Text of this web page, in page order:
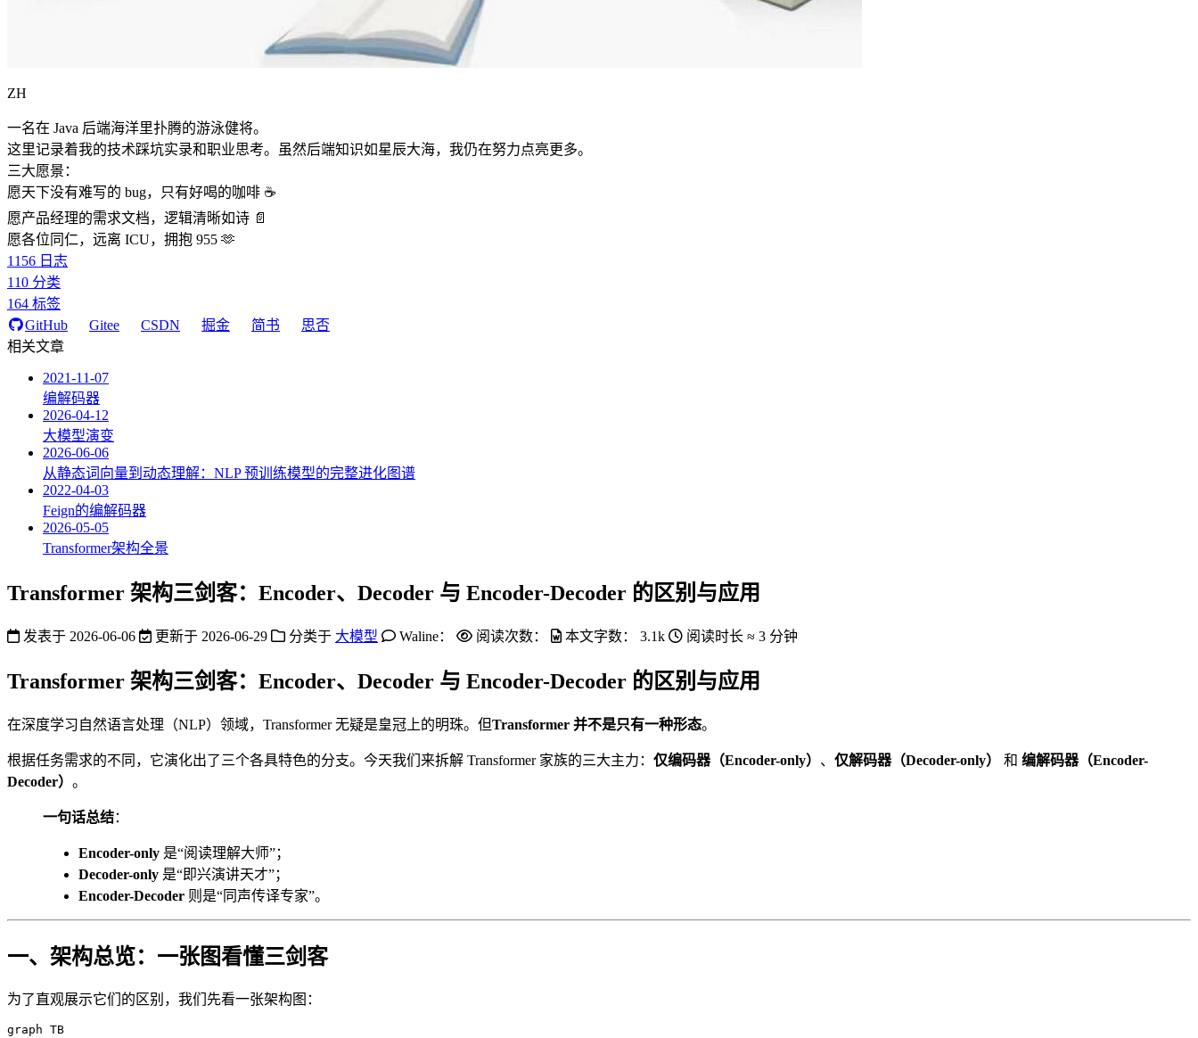
ZH
一名在 Java 后端海洋里扑腾的游泳健将。
这里记录着我的技术踩坑实录和职业思考。虽然后端知识如星辰大海，我仍在努力点亮更多。
三大愿景：
愿天下没有难写的 bug，只有好喝的咖啡 ☕️
愿产品经理的需求文档，逻辑清晰如诗 📄
愿各位同仁，远离 ICU，拥抱 955 🫶
1156 日志
110 分类
164 标签
GitHub
Gitee CSDN 掘金 简书
思否
相关文章
2021-11-07
编解码器
2026-04-12
大模型演变
2026-06-06
从静态词向量到动态理解：NLP 预训练模型的完整进化图谱
2022-04-03
Feign的编解码器
2026-05-05
Transformer架构全景
Transformer 架构三剑客：Encoder、Decoder 与 Encoder-Decoder 的区别与应用
发表于 2026-06-06 更新于 2026-06-29 分类于 大模型 Waline： 阅读次数： 本文字数： 3.1k 阅读时长 ≈ 3 分钟
Transformer 架构三剑客：Encoder、Decoder 与 Encoder-Decoder 的区别与应用
在深度学习自然语言处理（NLP）领域，Transformer 无疑是皇冠上的明珠。但Transformer 并不是只有一种形态。
根据任务需求的不同，它演化出了三个各具特色的分支。今天我们来拆解 Transformer 家族的三大主力： 仅编码器（Encoder-only） 、 仅解码器（Decoder-only） 和 编解码器（Encoder-
Decoder） 。
一句话总结：
Encoder-only 是“阅读理解大师”；
Decoder-only 是“即兴演讲天才”；
Encoder-Decoder 则是“同声传译专家”。
一、架构总览：一张图看懂三剑客
为了直观展示它们的区别，我们先看一张架构图：
graph TB